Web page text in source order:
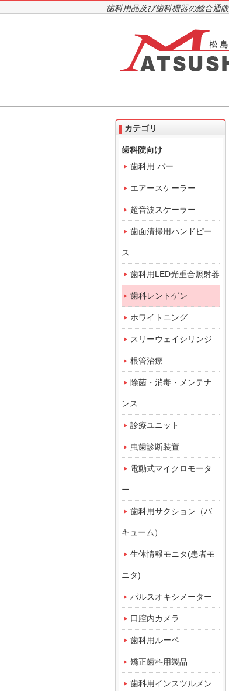
歯科用品及び歯科機器の総合通
カテゴリ
歯科院向け
歯科用 バー
エアースケーラー
超音波スケーラー
歯面清掃用ハンドピー
ス
歯科用LED光重合照射器
歯科レントゲン
ホワイトニング
スリーウェイシリンジ
根管治療
除菌・消毒・メンテナ
ンス
診療ユニット
虫歯診断装置
電動式マイクロモータ
ー
歯科用サクション（バ
キューム）
生体情報モニタ(患者モ
ニタ)
パルスオキシメーター
口腔内カメラ
歯科用ルーペ
矯正歯科用製品
歯科用インスツルメン